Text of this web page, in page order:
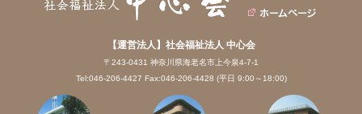
【運営法人】社会福祉法人 中心会
〒243-0431 神奈川県海老名市上今泉4-7-1
Tel:046-206-4427 Fax:046-206-4428 (平日 9:00～18:00)